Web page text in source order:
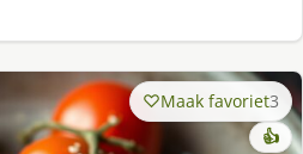
Maak favoriet3
👍